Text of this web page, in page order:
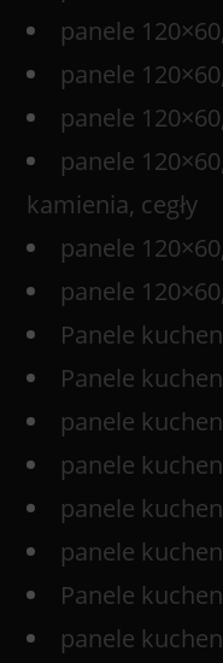
panele
panele
panele
panele
kamienia, cegły
panele
panele
Panele
Panele
panele
panele
panele
panele
Panele
panele